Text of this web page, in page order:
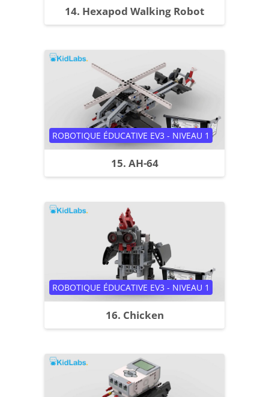
14. Hexapod Walking Robot
15. AH-64
Catégorie de cours
ROBOTIQUE ÉDUCATIVE EV3 - NIVEAU 1
16. Chicken
Catégorie de cours
ROBOTIQUE ÉDUCATIVE EV3 - NIVEAU 1